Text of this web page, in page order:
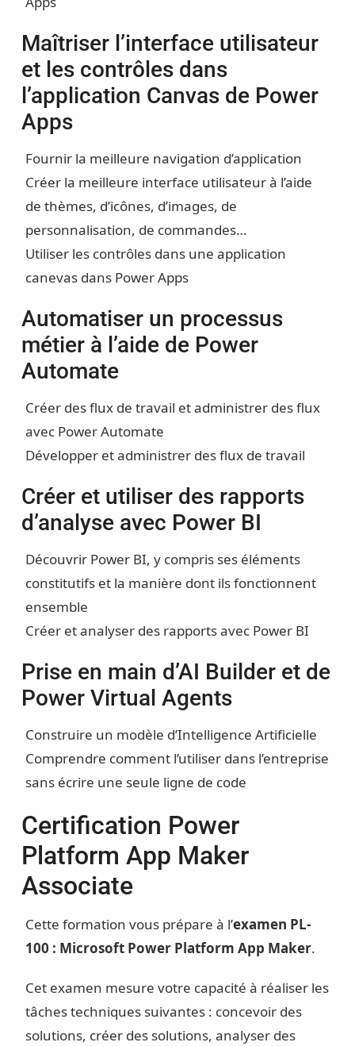
Maîtriser l’interface utilisateur
et les contrôles dans
l’application Canvas de Power
Apps
Fournir la meilleure navigation d’application
Créer la meilleure interface utilisateur à l’aide
de thèmes, d’icônes, d’images, de
personnalisation, de commandes…
Utiliser les contrôles dans une application
canevas dans Power Apps
Automatiser un processus
métier à l’aide de Power
Automate
Créer des flux de travail et administrer des flux
avec Power Automate
Développer et administrer des flux de travail
Créer et utiliser des rapports
d’analyse avec Power BI
Découvrir Power BI, y compris ses éléments
constitutifs et la manière dont ils fonctionnent
ensemble
Créer et analyser des rapports avec Power BI
Prise en main d’AI Builder et de
Power Virtual Agents
Construire un modèle d’Intelligence Artificielle
Comprendre comment l’utiliser dans l’entreprise
sans écrire une seule ligne de code
Certification Power
Platform App Maker
Associate
Cette formation vous prépare à l’examen PL-
100 : Microsoft Power Platform App Maker.
Cet examen mesure votre capacité à réaliser les
tâches techniques suivantes : concevoir des
solutions, créer des solutions, analyser des